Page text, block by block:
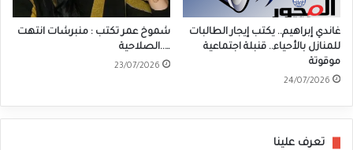
غاندي إبراهيم.. يكتب إيجار الطالبات
للمنازل بالأحياء.. قنبلة اجتماعية
موقوتة
24/07/2026
شموخ عمر تكتب : منبرشات انتهت
…..الصلاحية
23/07/2026
تعرف علينا